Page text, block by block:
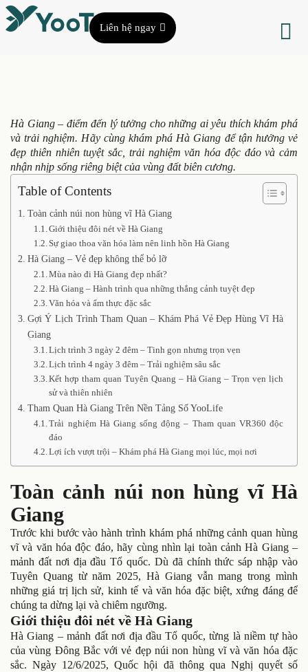
Liên hệ ngay
Hà Giang – điểm đến lý tưởng cho những ai yêu thích khám phá
và trải nghiệm. Hãy cùng khám phá Hà Giang để tận hưởng vẻ
đẹp thiên nhiên tuyệt sắc, trải nghiệm văn hóa độc đáo và cảm
nhận nhịp sống riêng biệt của vùng đất biên cương.
Table of Contents
Toàn cảnh núi non hùng vĩ Hà Giang
Giới thiệu đôi nét về Hà Giang
Sự giao thoa văn hóa làm nên linh hồn Hà Giang
Hà Giang – Vẻ đẹp không thể bỏ lỡ
Mùa nào đi Hà Giang đẹp nhất?
Hà Giang – Hành trình qua những thắng cảnh tuyệt đẹp
Văn hóa và ẩm thực đặc sắc
Gợi Ý Lịch Trình Tham Quan – Khám Phá Vẻ Đẹp Hùng Vĩ Hà
Giang
Lịch trình 3 ngày 2 đêm – Tinh gọn nhưng trọn vẹn
Lịch trình 4 ngày 3 đêm – Trải nghiệm sâu sắc
Kết hợp tham quan Tuyên Quang – Hà Giang – Trọn vẹn lịch
sử và thiên nhiên
Tham Quan Hà Giang Trên Nền Tảng Số YooLife
Trải nghiệm Hà Giang sống động – Tham quan VR360 độc
đáo
Lợi ích vượt trội – Khám phá Hà Giang mọi lúc, mọi nơi
Toàn cảnh núi non hùng vĩ Hà
Giang
Trước khi bước vào hành trình khám phá những cảnh quan hùng
vĩ và văn hóa độc đáo, hãy cùng nhìn lại toàn cảnh Hà Giang –
mảnh đất nơi địa đầu Tổ quốc. Dù đã chính thức sáp nhập vào
Tuyên Quang từ năm 2025, Hà Giang vẫn mang trong mình
những giá trị lịch sử, kinh tế và văn hóa đặc biệt, xứng đáng để
chúng ta dừng lại và chiêm ngưỡng.
Giới thiệu đôi nét về Hà Giang
Hà Giang – mảnh đất nơi địa đầu Tổ quốc, từng là niềm tự hào
của vùng Đông Bắc với vẻ đẹp núi non hùng vĩ và văn hóa đặc
sắc. Ngày 12/6/2025, Quốc hội đã thông qua Nghị quyết số